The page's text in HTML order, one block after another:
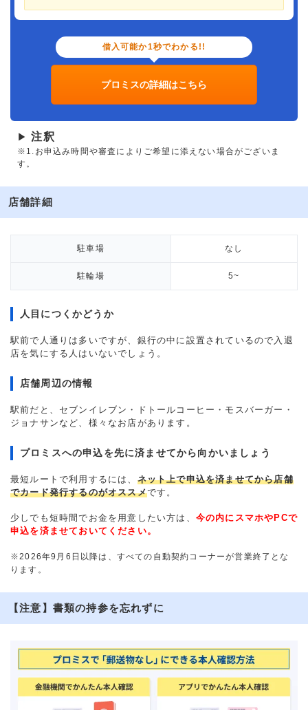
借入可能か1秒でわかる!!
プロミスの詳細はこちら
▶ 注釈
※1.お申込み時間や審査によりご希望に添えない場合がございま
す。
店舗詳細
駐車場 なし
駐輪場 5~
人目につくかどうか
駅前で人通りは多いですが、銀行の中に設置されているので入退
店を気にする人はいないでしょう。
店舗周辺の情報
駅前だと、セブンイレブン・ドトールコーヒー・モスバーガー・
ジョナサンなど、様々なお店があります。
プロミスへの申込を先に済ませてから向かいましょう
最短ルートで利用するには、 ネット上で申込を済ませてから店舗
でカード発行するのがオススメです。
少しでも短時間でお金を用意したい方は、 今の内にスマホやPCで
申込を済ませておいてください。
※2026年9月6日以降は、すべての自動契約コーナーが営業終了とな
ります。
【注意】書類の持参を忘れずに